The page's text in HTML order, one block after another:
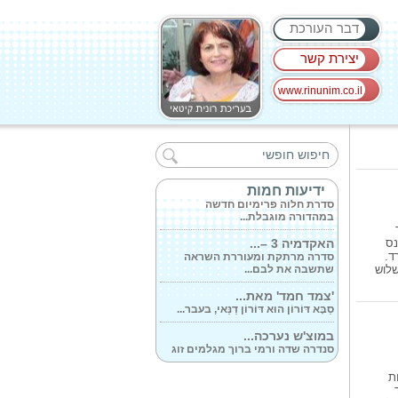
דבר העורכת
יצירת קשר
www.rinunim.co.il
ידיעות חמות
אביב הגיע פסח...
סדרת GENESIS CLEANSING של
ד'ר פישר לקראת חג פסח...
חלוה פינוקים...
סדרת חלוה פרימיום חדשה
במהדורה מוגבלת...
האקדמיה 3 –...
סדרה מרתקת ומעוררת השראה
שתשבה את לבם...
'צמד חמד' מאת...
סַבָּא דּוֹרוֹן הוּא דּוֹרוֹן דַנַּאי, בעבר...
במוצ'ש נערכה...
סנדרה שדה ורמי ברוך מגלמים זוג
נשוי...